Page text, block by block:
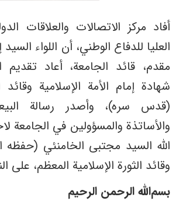
أفاد مركز الاتصالات والعلاقات
العليا للدفاع الوطني، أن اللواء
مقدم، قائد الجامعة، أعاد تقديم
شهادة إمام الأمة الإسلامية
(قدس سره)، وأصدر رسالة
والأساتذة والمسؤولين في الجامعة
الله السيد مجتبى الخامنئي (حفظه
وقائد الثورة الإسلامية المعظم، على
بسم‌الله الرحمن الرحیم